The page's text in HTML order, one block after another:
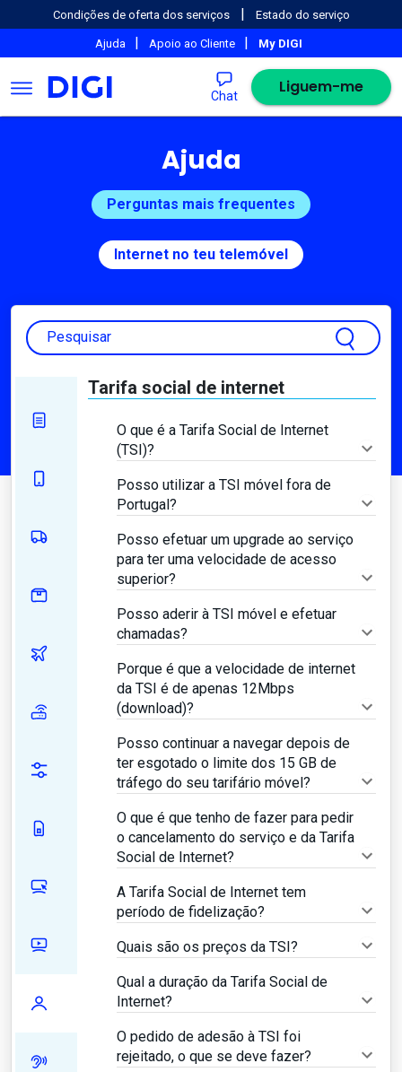
Condições de oferta dos serviços | Estado do serviço
Ajuda | Apoio ao Cliente | My DIGI
Chat Liguem-me
Ajuda
Perguntas mais frequentes
Internet no teu telemóvel
Pesquisar
Tarifa social de internet
O que é a Tarifa Social de Internet
(TSI)?
Posso utilizar a TSI móvel fora de
Portugal?
Posso efetuar um upgrade ao serviço
para ter uma velocidade de acesso
superior?
Posso aderir à TSI móvel e efetuar
chamadas?
Porque é que a velocidade de internet
da TSI é de apenas 12Mbps
(download)?
Posso continuar a navegar depois de
ter esgotado o limite dos 15 GB de
tráfego do seu tarifário móvel?
O que é que tenho de fazer para pedir
o cancelamento do serviço e da Tarifa
Social de Internet?
A Tarifa Social de Internet tem
período de fidelização?
Quais são os preços da TSI?
Qual a duração da Tarifa Social de
Internet?
O pedido de adesão à TSI foi
rejeitado, o que se deve fazer?